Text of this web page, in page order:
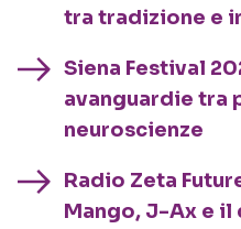
tra tradizione e
Siena Festival
avanguardie tra
neuroscienze
Radio Zeta
Mango, J-Ax e il